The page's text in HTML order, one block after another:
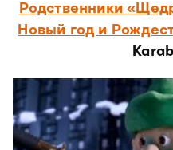
Родственники
Новый год и